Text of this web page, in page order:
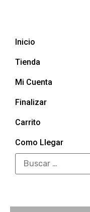
Inicio
Tienda
Mi Cuenta
Finalizar
Carrito
Como Llegar